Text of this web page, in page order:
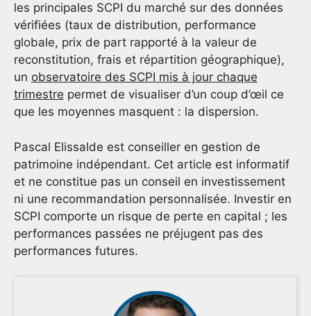
les principales SCPI du marché sur des données
vérifiées (taux de distribution, performance
globale, prix de part rapporté à la valeur de
reconstitution, frais et répartition géographique),
un observatoire des SCPI mis à jour chaque
trimestre permet de visualiser d’un coup d’œil ce
que les moyennes masquent : la dispersion.
Pascal Elissalde est conseiller en gestion de
patrimoine indépendant. Cet article est informatif
et ne constitue pas un conseil en investissement
ni une recommandation personnalisée. Investir en
SCPI comporte un risque de perte en capital ; les
performances passées ne préjugent pas des
performances futures.